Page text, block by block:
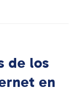
de los
en